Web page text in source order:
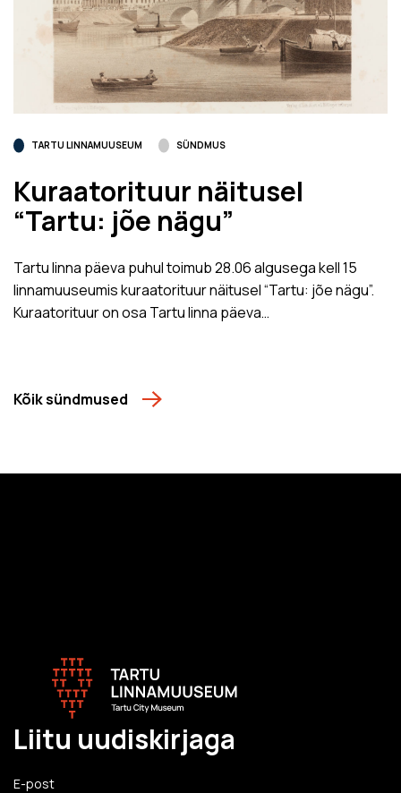
TARTU LINNAMUUSEUM SÜNDMUS
Kuraatorituur näitusel
“Tartu: jõe nägu”
Tartu linna päeva puhul toimub 28.06 algusega kell 15
linnamuuseumis kuraatorituur näitusel “Tartu: jõe nägu”.
Kuraatorituur on osa Tartu linna päeva…
Kõik sündmused
Liitu uudiskirjaga
E-post